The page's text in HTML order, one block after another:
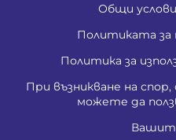
Общи
Политиката
Политика за
При възникване на спор,
можете да